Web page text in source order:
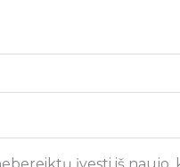
įvesti iš naujo,